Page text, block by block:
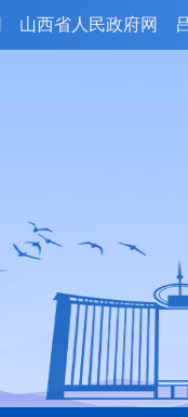
山西省人民政府网